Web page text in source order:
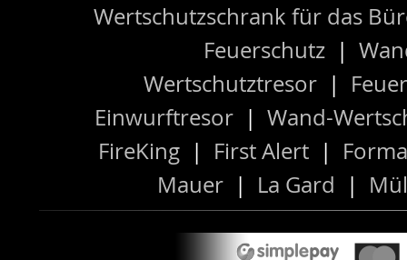
Wertschutzschrank für das
Feuerschutz |
Wertschutztresor|
Einwurftresor| Wand-
FireKing | First Alert |
Mauer | La Gard |